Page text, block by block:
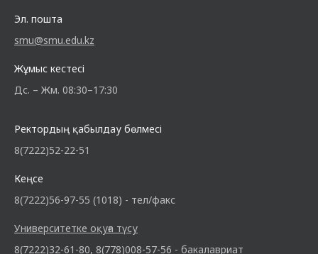
Эл. пошта
smu@smu.edu.kz
Жұмыс кестесі
Дс. – Жм. 08:30–17:30
Ректордың қабылдау бөлмесі
8(7222)52-22-51
Кеңсе
8(7222)56-97-55 (1018) - тел/факс
Университетке оқуға түсу
8(7222)32-61-80, 8(778)008-57-56 - бакалавриат